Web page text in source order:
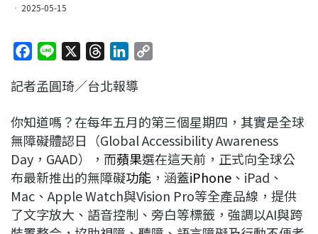
2025-05-15
c
b
o
o
k
n
r
a
d
s
n
e
d
I
n
L
i
n
k
記者孟圓琦／台北報導
你知道嗎？在每年五月的第三個星期四，其實是全球
無障礙體認日（Global Accessibility Awareness
Day，GAAD），而蘋果選在這天前，正式向全球公
布最新推出的無障礙功能 ，涵蓋iPhone 、iPad、
Mac、Apple Watch與Vision Pro等全產品線，提供
了文字放大、語音控制、旁白等標籤，強調以AI與跨